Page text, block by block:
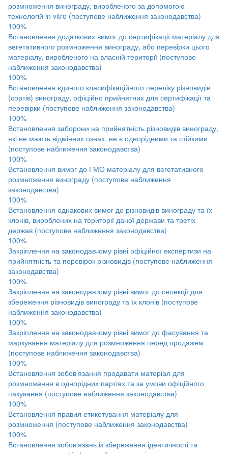
розмноження винограду, виробленого за допомогою
технологій in vitro (поступове наближення законодавства)
100%
Встановлення додаткових вимог до сертифікації матеріалу для
вегетативного розмноження винограду, або перевірки цього
матеріалу, виробленого на власній території (поступове
наближення законодавства)
100%
Встановлення єдиного класифікаційного переліку різновидів
(сортів) винограду, офіційно прийнятних для сертифікації та
перевірки (поступове наближення законодавства)
100%
Встановлення заборони на прийнятність різновидів винограду,
які не мають відмінних ознах, не є однорідними та стійкими
(поступове наближення законодавства)
100%
Встановлення вимог до ГМО матеріалу для вегетативного
розмноження винограду (поступове наближення
законодавства)
100%
Встановлення однакових вимог до різновидів винограду та їх
клонів, вироблених на території даної держави та третіх
держав (поступове наближення законодавства)
100%
Закріплення на законодавчому рівні офіційної експертизи на
прийнятність та перевірок різновидів (поступове наближення
законодавства)
100%
Закріплення на законодавчому рівні вимог до селекції для
збереження різновидів винограду та їх клонів (поступове
наближення законодавства)
100%
Закріплення на законодавчому рівні вимог до фасування та
маркування матеріалу для розмноження перед продажем
(поступове наближення законодавства)
100%
Встановлення зобов’язання продавати матеріал для
розмноження в однорідних партіях та за умови офіційного
пакування (поступове наближення законодавства)
100%
Встановлення правил етикетування матеріалу для
розмноження (поступове наближення законодавства)
100%
Встановлення зобов’язань із збереження ідентичності та